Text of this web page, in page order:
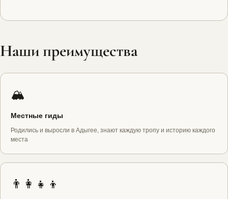
Наши преимущества
🏔️
Местные гиды
Родились и выросли в Адыгее, знают каждую тропу и историю каждого
места
👨‍👩‍👧‍👦